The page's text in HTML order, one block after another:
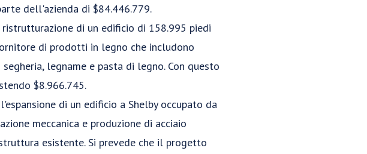
dell'azienda di $84.446.779.
di un edificio di 158.995 piedi
di prodotti in legno che includono
legname e pasta di legno. Con questo
$8.966.745.
di un edificio a Shelby occupato da
meccanica e produzione di acciaio
esistente. Si prevede che il progetto